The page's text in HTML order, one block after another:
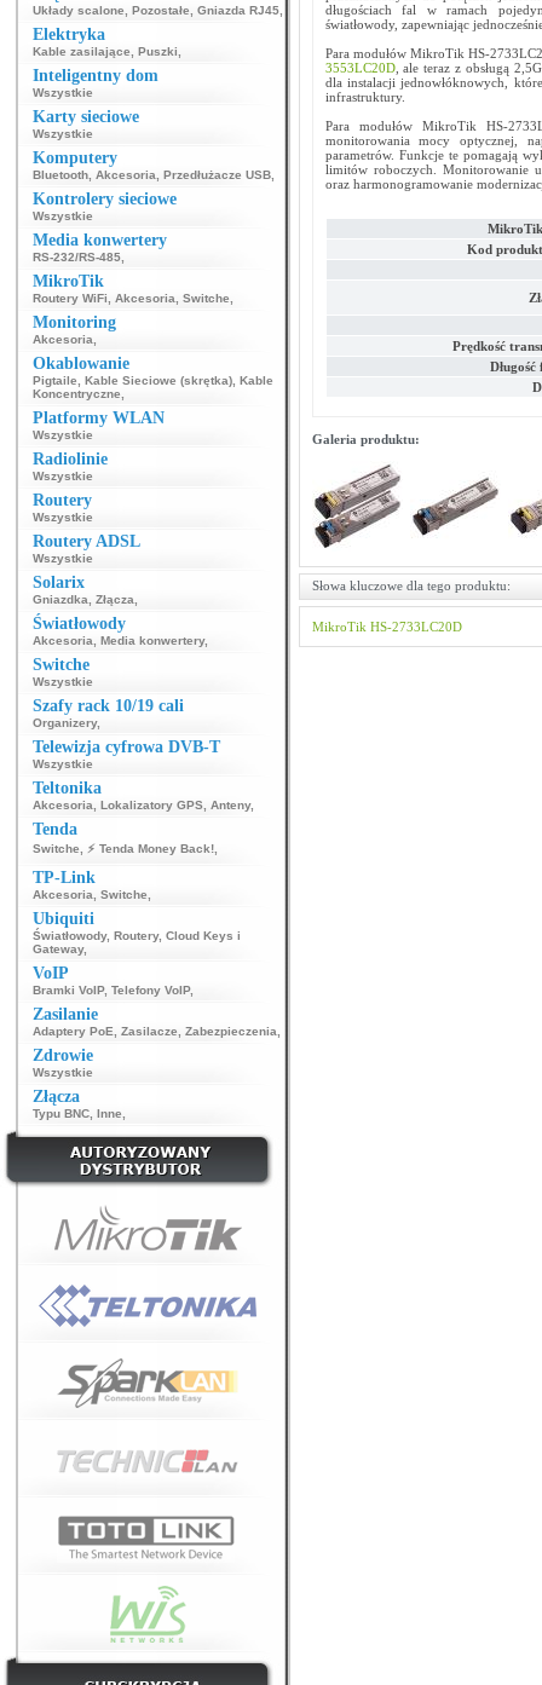
Układy scalone Pozostałe Gniazda RJ45
Elektryka
Kable zasilające Puszki
Inteligentny dom
Wszystkie
Karty sieciowe
Wszystkie
Komputery
Bluetooth Akcesoria Przedłużacze USB
Kontrolery sieciowe
Wszystkie
Media konwertery
RS-232/RS-485
MikroTik
Routery WiFi Akcesoria Switche
Monitoring
Akcesoria
Okablowanie
Pigtaile Kable Sieciowe (skrętka) Kable
Koncentryczne
Platformy WLAN
Wszystkie
Radiolinie
Wszystkie
Routery
Wszystkie
Routery ADSL
Wszystkie
Solarix
Gniazdka Złącza
Światłowody
Akcesoria Media konwertery,
Switche
Wszystkie
Szafy rack 10/19 cali
Organizery,
Telewizja cyfrowa DVB-T
Wszystkie
Teltonika
Akcesoria Lokalizatory GPS Anteny,
Tenda
Switche ⚡ Tenda Money Back!
TP-Link
Akcesoria Switche
Ubiquiti
Światłowody, Routery, Cloud Keys i
Gateway,
VoIP
Bramki VoIP, Telefony VoIP,
Zasilanie
Adaptery PoE Zasilacze Zabezpieczenia
Zdrowie
Wszystkie
Złącza
Typu BNC Inne
długościach fal w ramach
światłowody, zapewniając
Para modułów MikroTik HS-
3553LC20D, ale teraz z obsługą
dla instalacji jednowłóknowych,
infrastruktury.
Para modułów MikroTik HS-
monitorowania mocy optycznej,
parametrów. Funkcje te pomagają
limitów roboczych. Monitorowanie
oraz harmonogramowanie
Kod
Prędkość
Galeria produktu:
Słowa kluczowe dla tego produktu:
MikroTik HS-2733LC20D